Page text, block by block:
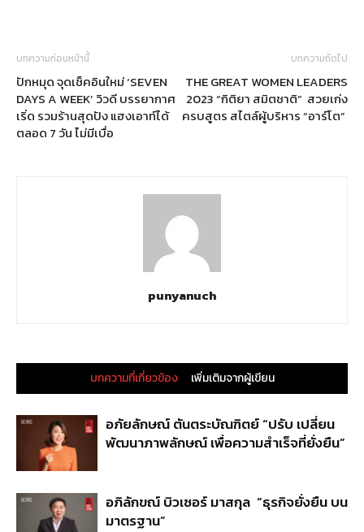
บทความก่อนหน้านี้
ปักหมุด จุดเช็คอินใหม่ ‘SEVEN
DAYS A WEEK’ วิวดี บรรยากาศ
เริ่ด รวมร้านสุดปัง แฮงเอาท์ได้
ตลอด 7 วัน ไม่มีเบื่อ
บทความถัดไป
THE GREAT WOMEN LEADERS
2023 “กิติยา สมิตชาติ” สวยเก่ง
ครบสูตร สไตล์ผู้บริหาร “อาร์โต”
punyanuch
บทความที่เกี่ยวข้อง เพิ่มเติมจากผู้เขียน
อภัยลักษณ์ ตันตระบัณฑิตย์ “ปรับ เปลี่ยน
พัฒนาภาพลักษณ์ เพื่อความสำเร็จที่ยั่งยืน”
อภิลักขณ์ บิวเซอร์ มาสกุล “ธุรกิจยั่งยืน บน
มาตรฐาน”